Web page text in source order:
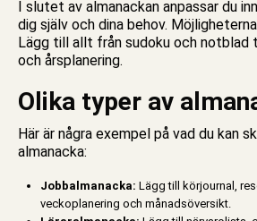
I slutet av almanackan anpassar du
dig själv och dina behov.
Lägg till allt från sudoku och notblad
och årsplanering.
Olika typer av
Här är några exempel på vad du kan
almanacka:
Jobbalmanacka: Lägg till körjournal,
veckoplanering och månadsöversikt.